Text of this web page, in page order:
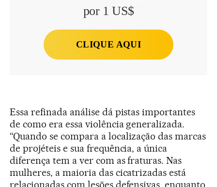
por 1 US$
CLIQUE AQUI
Essa refinada análise dá pistas importantes
de como era essa violência generalizada.
“Quando se compara a localização das marcas
de projéteis e sua frequência, a única
diferença tem a ver com as fraturas. Nas
mulheres, a maioria das cicatrizadas está
relacionadas com lesões defensivas, enquanto